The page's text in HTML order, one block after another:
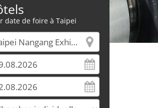
date de foire à Taipei